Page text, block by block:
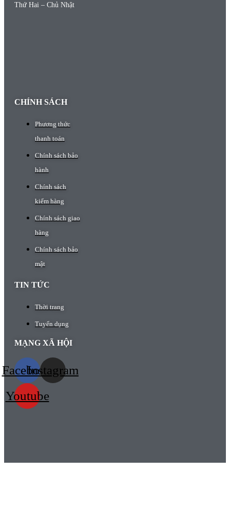
Thứ Hai – Chủ Nhật
CHÍNH SÁCH
Phương thức
thanh toán
Chính sách bảo
hành
Chính sách
kiểm hàng
Chính sách giao
hàng
Chính sách bảo
mật
TIN TỨC
Thời trang
Tuyển dụng
MẠNG XÃ HỘI
FacebookInstagram
Youtube